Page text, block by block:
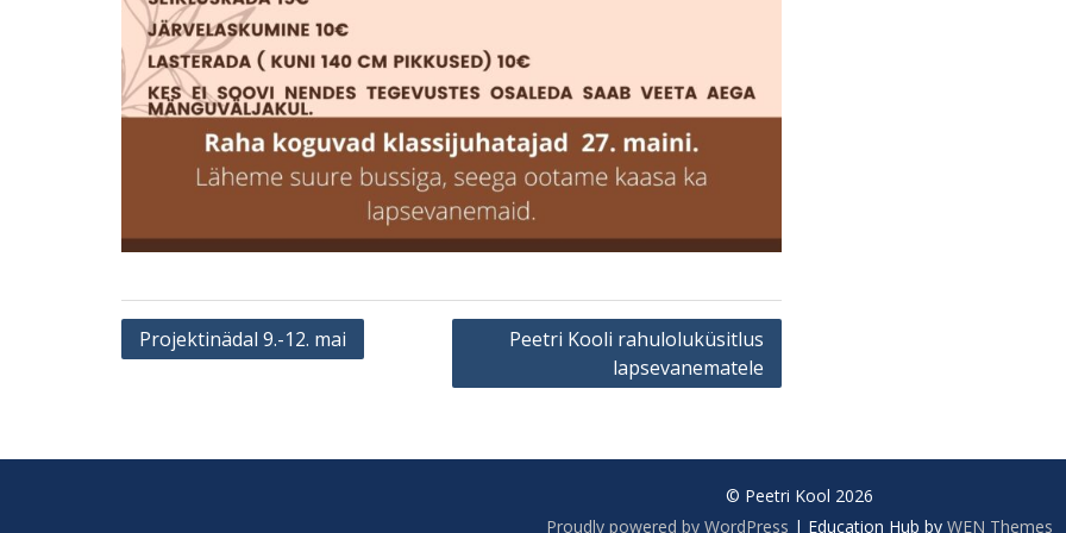
Navigeerimine
Projektinädal 9.-12. mai
Peetri Kooli rahuloluküsitlus
lapsevanematele
© Peetri Kool 2026
Proudly powered by WordPress | Education Hub by WEN Themes